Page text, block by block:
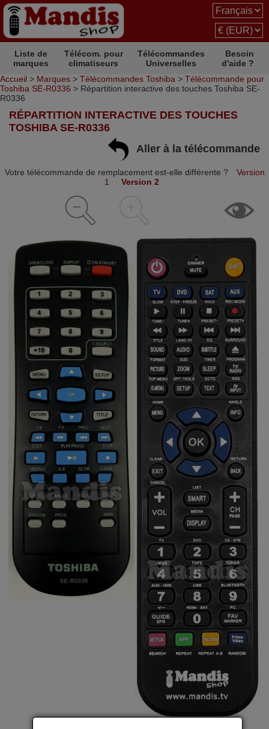
Liste de
marques
Télécom. pour
climatiseurs
Télécommandes
Universelles
Besoin
d'aide ?
Accueil > Marques > Télécommandes Toshiba > Télécommande pour
Toshiba SE-R0336 > Répartition interactive des touches Toshiba SE-
R0336
RÉPARTITION INTERACTIVE DES TOUCHES
TOSHIBA SE-R0336
Aller à la télécommande
Votre télécommande de remplacement est-elle différente ?
Version
1
Version 2